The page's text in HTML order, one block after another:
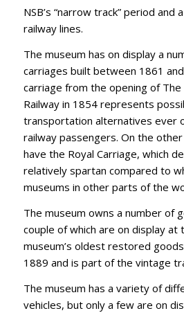
NSB’s “narrow track” period
railway lines.
The museum has on display a
carriages built between 1861
carriage from the opening of
Railway in 1854 represents
transportation alternatives ever
railway passengers. On the
have the Royal Carriage, which
relatively spartan compared to
museums in other parts of the
The museum owns a number of
couple of which are on display at
museum’s oldest restored
1889 and is part of the vintage
The museum has a variety of
vehicles, but only a few are on